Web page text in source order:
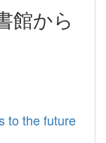
館から
to the future